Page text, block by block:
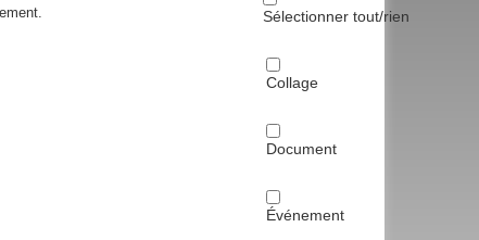
Sélectionner tout/rien
Collage
Document
Événement